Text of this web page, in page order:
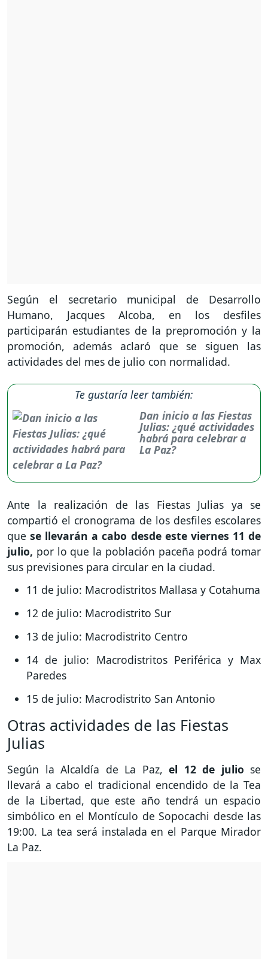
Según el secretario municipal de Desarrollo
Humano, Jacques Alcoba, en los desfiles
participarán estudiantes de la prepromoción y la
promoción, además aclaró que se siguen las
actividades del mes de julio con normalidad.
Te gustaría leer también:
Dan inicio a las Fiestas
Julias: ¿qué actividades
habrá para celebrar a
La Paz?
Ante la realización de las Fiestas Julias ya se
compartió el cronograma de los desfiles escolares
quese llevarán a cabo desde este viernes 11 de
julio, por lo que la población paceña podrá tomar
sus previsiones para circular en la ciudad.
11 de julio: Macrodistritos Mallasa y Cotahuma
12 de julio: Macrodistrito Sur
13 de julio: Macrodistrito Centro
14 de julio: Macrodistritos Periférica y Max
Paredes
15 de julio: Macrodistrito San Antonio
Otras actividades de las Fiestas
Julias
Según la Alcaldía de La Paz, el 12 de julio se
llevará a cabo el tradicional encendido de la Tea
de la Libertad, que este año tendrá un espacio
simbólico en el Montículo de Sopocachi desde las
19:00. La tea será instalada en el Parque Mirador
La Paz.